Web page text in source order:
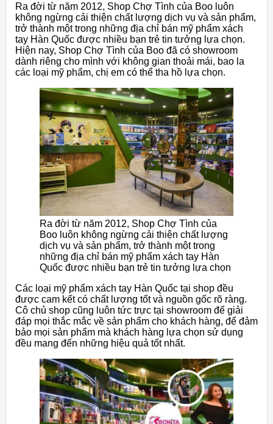
Ra đời từ năm 2012, Shop Chợ Tình của Boo luôn
không ngừng cải thiện chất lượng dịch vụ và sản phẩm,
trở thành một trong những địa chỉ bán mỹ phẩm xách
tay Hàn Quốc được nhiều bạn trẻ tin tưởng lựa chọn.
Hiện nay, Shop Chợ Tình của Boo đã có showroom
dành riêng cho mình với không gian thoải mái, bao la
các loại mỹ phẩm, chị em có thể tha hồ lựa chọn.
Ra đời từ năm 2012, Shop Chợ Tình của
Boo luôn không ngừng cải thiện chất lượng
dịch vụ và sản phẩm, trở thành một trong
những địa chỉ bán mỹ phẩm xách tay Hàn
Quốc được nhiều bạn trẻ tin tưởng lựa chọn
Các loại mỹ phẩm xách tay Hàn Quốc tại shop đều
được cam kết có chất lượng tốt và nguồn gốc rõ ràng.
Cô chủ shop cũng luôn tức trực tại showroom để giải
đáp mọi thắc mắc về sản phẩm cho khách hàng, để đảm
bảo mọi sản phẩm mà khách hàng lựa chọn sử dụng
đều mang đến những hiệu quả tốt nhất.